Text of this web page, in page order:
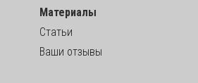
Материалы
Статьи
Ваши отзывы